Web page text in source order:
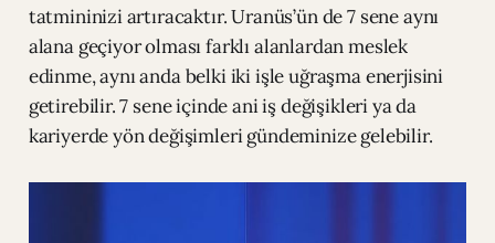
tatmininizi artıracaktır. Uranüs’ün de 7 sene aynı
alana geçiyor olması farklı alanlardan meslek
edinme, aynı anda belki iki işle uğraşma enerjisini
getirebilir. 7 sene içinde ani iş değişikleri ya da
kariyerde yön değişimleri gündeminize gelebilir.